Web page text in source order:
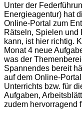
Unter der
Energieagentur) hat
Online-Portal zum
Rätseln, Spielen und
kann, ist hier richtig.
Monat 4 neue
was der
Spannendes bereit
auf dem Online-
Unterrichts bzw. für
Aufgaben,
zudem hervorragend